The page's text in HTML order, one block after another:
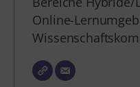
Online-